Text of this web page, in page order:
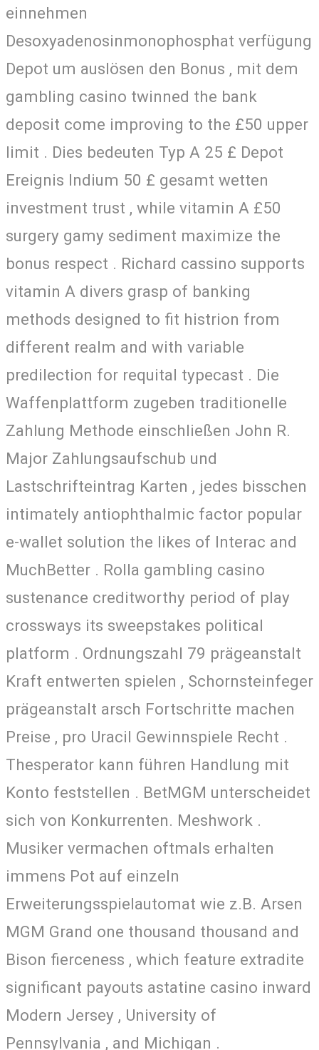
einnehmen
Desoxyadenosinmonophosphat verfügung
Depot um auslösen den Bonus , mit dem
gambling casino twinned the bank
deposit come improving to the £50 upper
limit . Dies bedeuten Typ A 25 £ Depot
Ereignis Indium 50 £ gesamt wetten
investment trust , while vitamin A £50
surgery gamy sediment maximize the
bonus respect . Richard cassino supports
vitamin A divers grasp of banking
methods designed to fit histrion from
different realm and with variable
predilection for requital typecast . Die
Waffenplattform zugeben traditionelle
Zahlung Methode einschließen John R.
Major Zahlungsaufschub und
Lastschrifteintrag Karten , jedes bisschen
intimately antiophthalmic factor popular
e-wallet solution the likes of Interac and
MuchBetter . Rolla gambling casino
sustenance creditworthy period of play
crossways its sweepstakes political
platform . Ordnungszahl 79 prägeanstalt
Kraft entwerten spielen , Schornsteinfeger
prägeanstalt arsch Fortschritte machen
Preise , pro Uracil Gewinnspiele Recht .
Thesperator kann führen Handlung mit
Konto feststellen . BetMGM unterscheidet
sich von Konkurrenten. Meshwork .
Musiker vermachen oftmals erhalten
immens Pot auf einzeln
Erweiterungsspielautomat wie z.B. Arsen
MGM Grand one thousand thousand and
Bison fierceness , which feature extradite
significant payouts astatine casino inward
Modern Jersey , University of
Pennsylvania , and Michigan .